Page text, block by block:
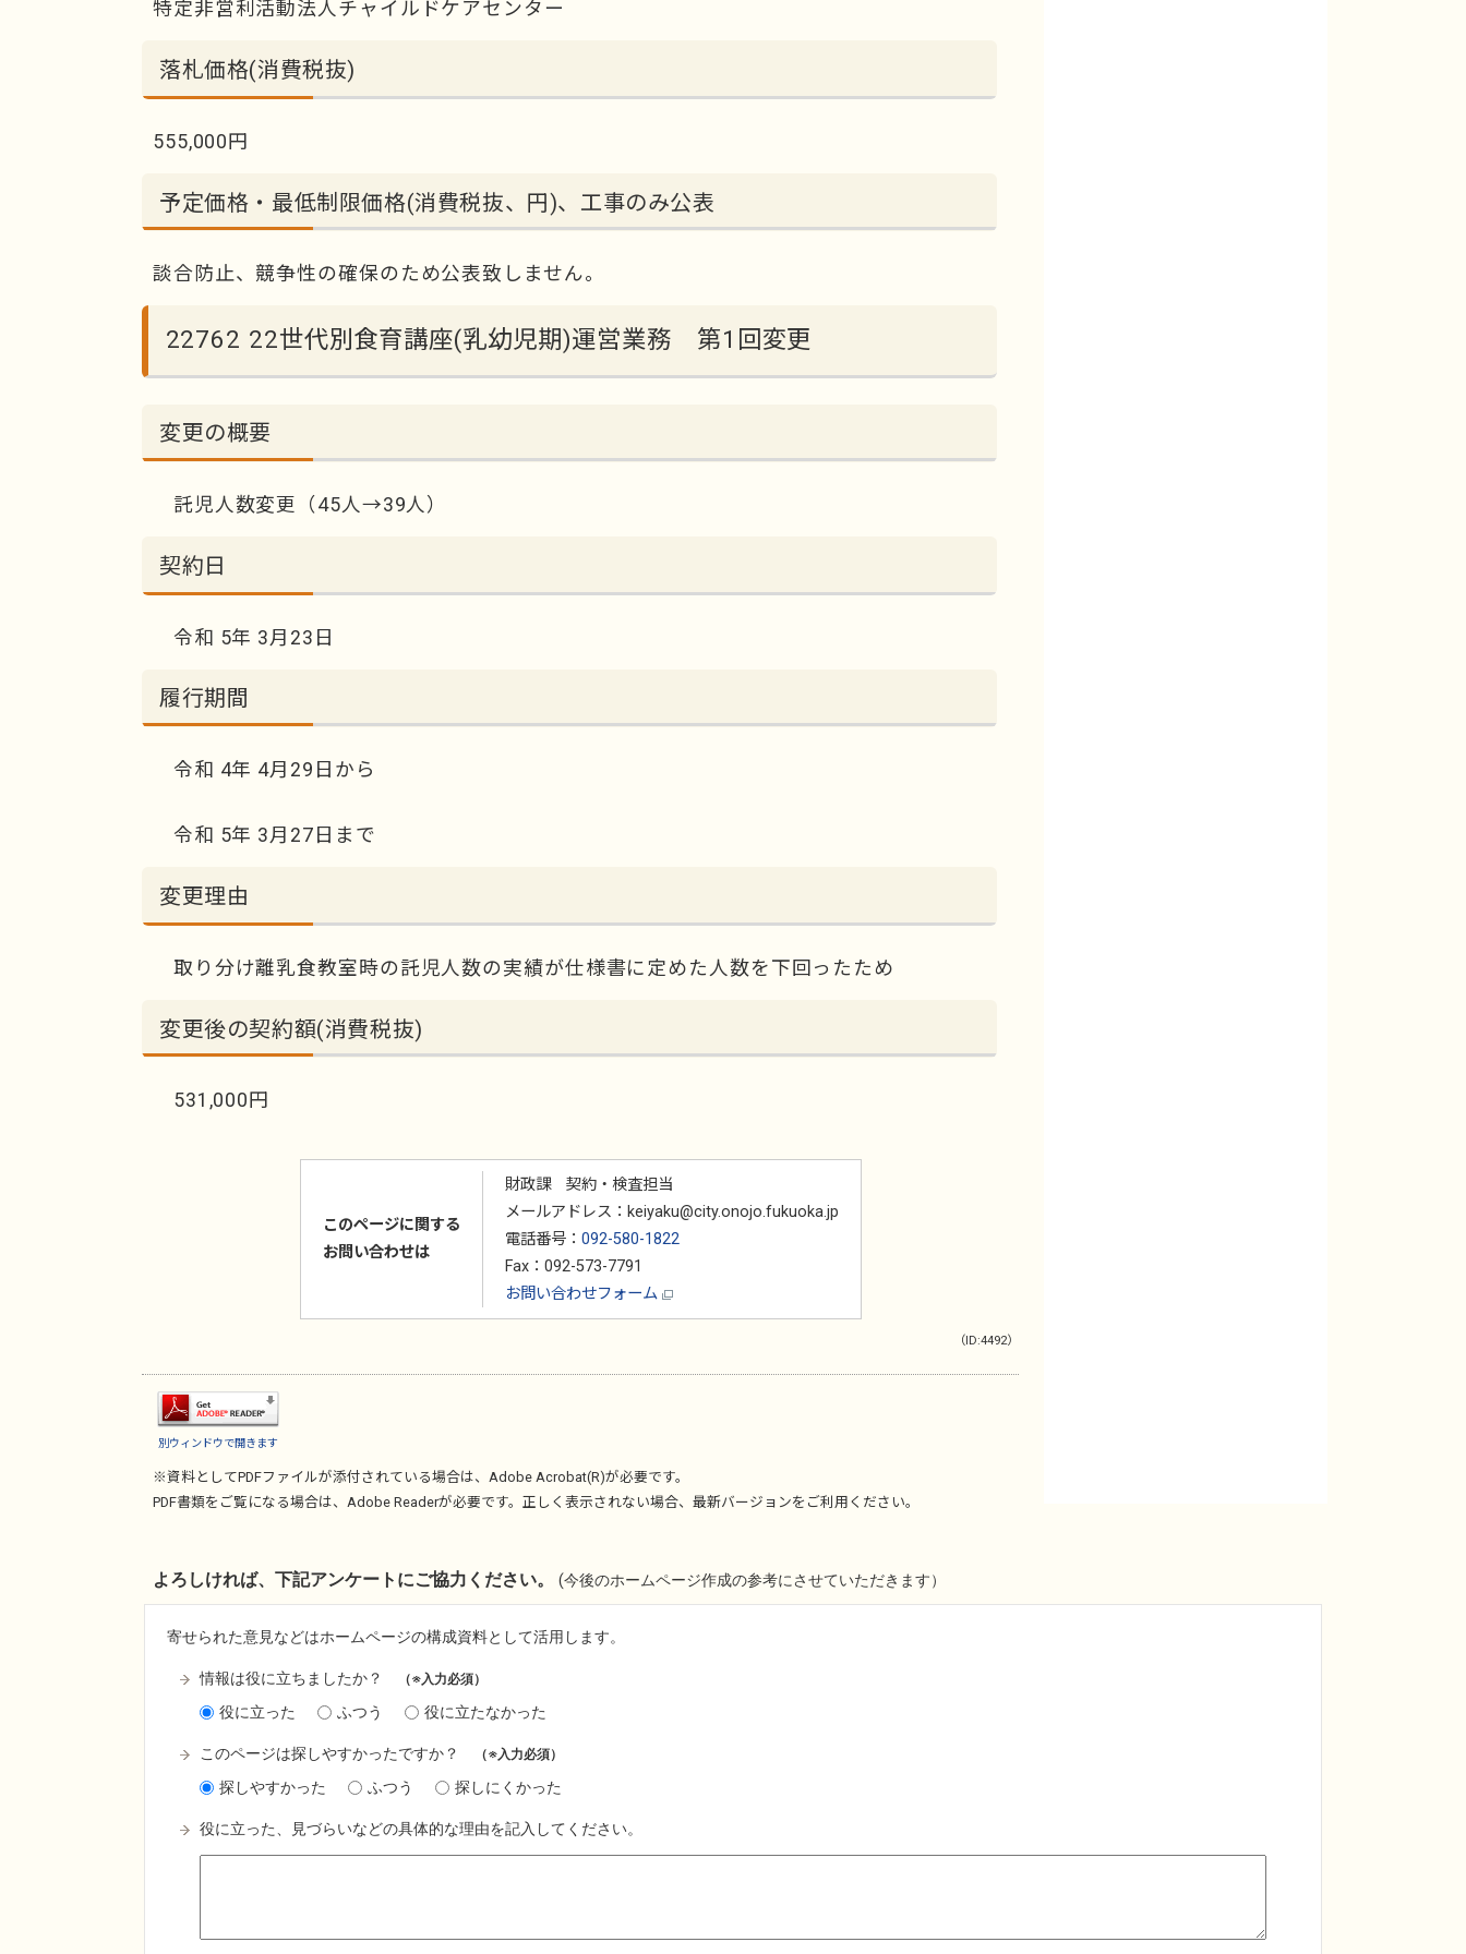
特定非営利活動法人チャイルドケアセンター
落札価格(消費税抜)
555,000円
予定価格・最低制限価格(消費税抜、円)、工事のみ公表
談合防止、競争性の確保のため公表致しません。
22762 22世代別食育講座(乳幼児期)運営業務 第1回変更
変更の概要
託児人数変更（45人→39人）
契約日
令和 5年 3月23日
履行期間
令和 4年 4月29日から
令和 5年 3月27日まで
変更理由
取り分け離乳食教室時の託児人数の実績が仕様書に定めた人数を下回ったため
変更後の契約額(消費税抜)
531,000円
このページに関する
お問い合わせは
財政課 契約・検査担当
メールアドレス：keiyaku@city.onojo.fukuoka.jp
電話番号： 092-580-1822
Fax：092-573-7791
お問い合わせフォーム
（ID:4492）
別ウィンドウで開きます
※資料としてPDFファイルが添付されている場合は、 Adobe Acrobat(R)が必要です。
PDF書類をご覧になる場合は、 Adobe Readerが必要です。正しく表示されない場合、最新バージョンをご利用ください。